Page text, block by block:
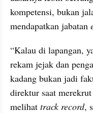
kompetensi, bukan
mendapatkan jabatan
“Kalau di lapangan,
rekam jejak dan
kadang bukan jadi
direktur saat merekrut
melihat track record,